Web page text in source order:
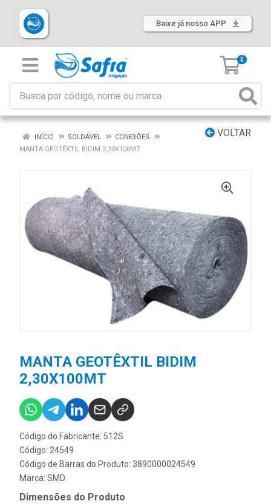
Baixe já nosso APP
0
VOLTAR
INÍCIO SOLDÁVEL
CONEXÕES
MANTA GEOTÊXTIL BIDIM 2,30X100MT
MANTA GEOTÊXTIL BIDIM
2,30X100MT
Código do Fabricante: 512S
Código: 24549
Código de Barras do Produto: 3890000024549
Marca: SMD
Dimensões do Produto